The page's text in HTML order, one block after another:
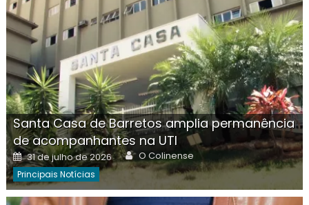
Santa Casa de Barretos amplia permanência
de acompanhantes na UTI
Posted
on
31 de julho de 2026 Author
O Colinense
Principais Notícias